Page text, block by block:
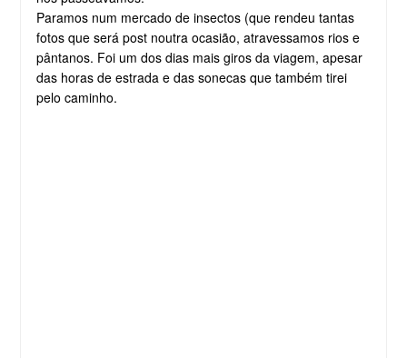
Paramos num mercado de insectos (que rendeu tantas
fotos que será post noutra ocasião, atravessamos rios e
pântanos. Foi um dos dias mais giros da viagem, apesar
das horas de estrada e das sonecas que também tirei
pelo caminho.